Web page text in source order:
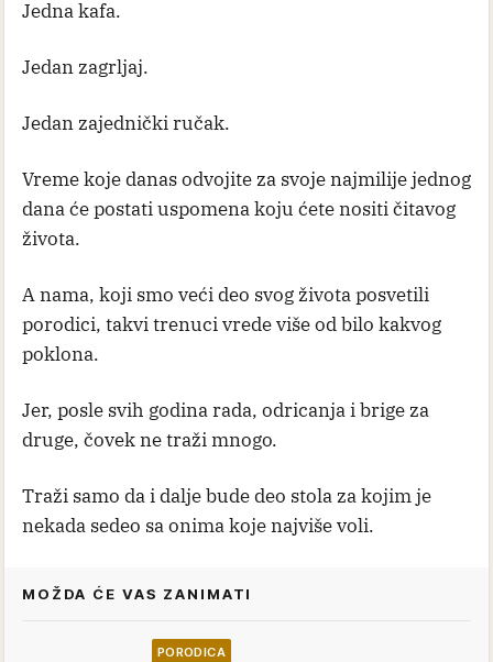
Jedna kafa.
Jedan zagrljaj.
Jedan zajednički ručak.
Vreme koje danas odvojite za svoje najmilije jednog
dana će postati uspomena koju ćete nositi čitavog
života.
A nama, koji smo veći deo svog života posvetili
porodici, takvi trenuci vrede više od bilo kakvog
poklona.
Jer, posle svih godina rada, odricanja i brige za
druge, čovek ne traži mnogo.
Traži samo da i dalje bude deo stola za kojim je
nekada sedeo sa onima koje najviše voli.
MOŽDA ĆE VAS ZANIMATI
PORODICA